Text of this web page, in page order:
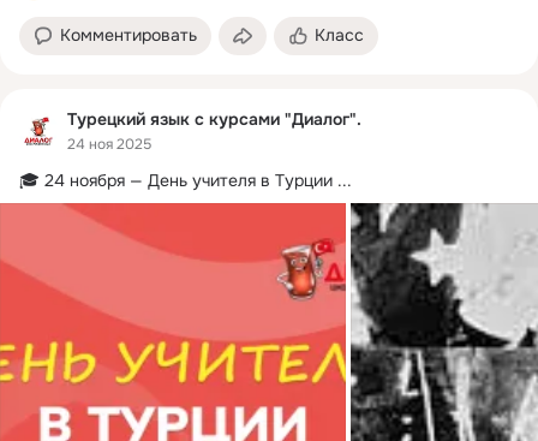
Комментировать Класс
Турецкий язык с курсами "Диалог".
24 ноя 2025
🎓 24 ноября — День учителя в Турции ...